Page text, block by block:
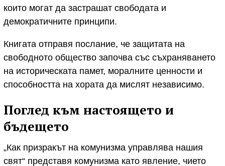
които могат да застрашат свободата и
демократичните принципи.
Книгата отправя послание, че защитата на
свободното общество започва със съхраняването
на историческата памет, моралните ценности и
способността на хората да мислят независимо.
Поглед към настоящето и
бъдещето
„Как призракът на комунизма управлява нашия
свят“ представя комунизма като явление, чието